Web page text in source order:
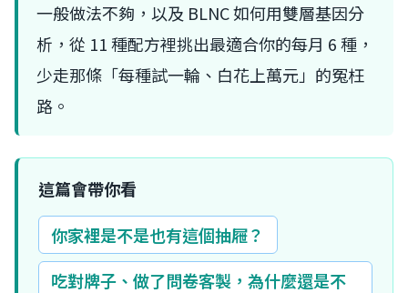
一般做法不夠，以及 BLNC 如何用雙層基因分
析，從 11 種配方裡挑出最適合你的每月 6 種，
少走那條「每種試一輪、白花上萬元」的冤枉
路。
這篇會帶你看
你家裡是不是也有這個抽屜？
吃對牌子、做了問卷客製，為什麼還是不